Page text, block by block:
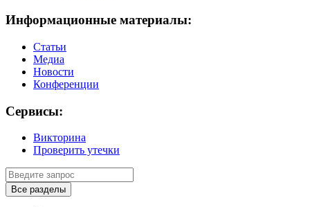
Информационные материалы:
Статьи
Медиа
Новости
Конференции
Сервисы:
Викторина
Проверить утечки
Все разделы